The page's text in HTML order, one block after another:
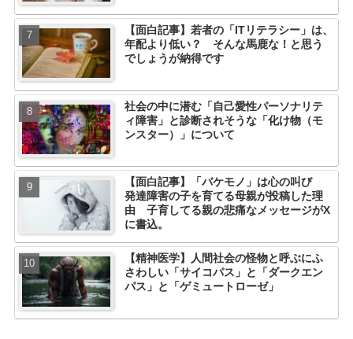
【面白記事】若者の「ITリテラシー」は、
年配より低い？ そんな馬鹿な！と思う
でしょうが納得です
社会の中に潜む「自己愛性パーソナリテ
ィ障害」と診断されそうな「化け物（モ
ンスター）」について
【面白記事】「バケモノ」は心の叫び
発達障害の子を育てる母親が投稿した理
由 子育してる親の悲痛なメッセージがX
に書込。
【精神医学】人間社会の怪物と呼ぶにふ
さわしい「サイコパス」と「ダークエン
パス」と「ゲミュートローゼ」